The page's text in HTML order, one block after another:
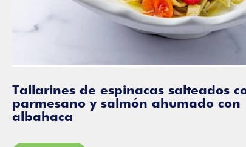
Tallarines de espinacas salteados con
parmesano y salmón ahumado con
albahaca